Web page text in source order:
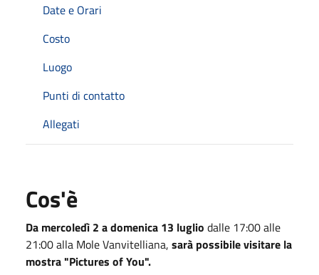
Date e Orari
Costo
Luogo
Punti di contatto
Allegati
Cos'è
Da mercoledì 2 a domenica 13 luglio dalle 17:00 alle
21:00 alla Mole Vanvitelliana, sarà possibile visitare la
mostra "Pictures of You".